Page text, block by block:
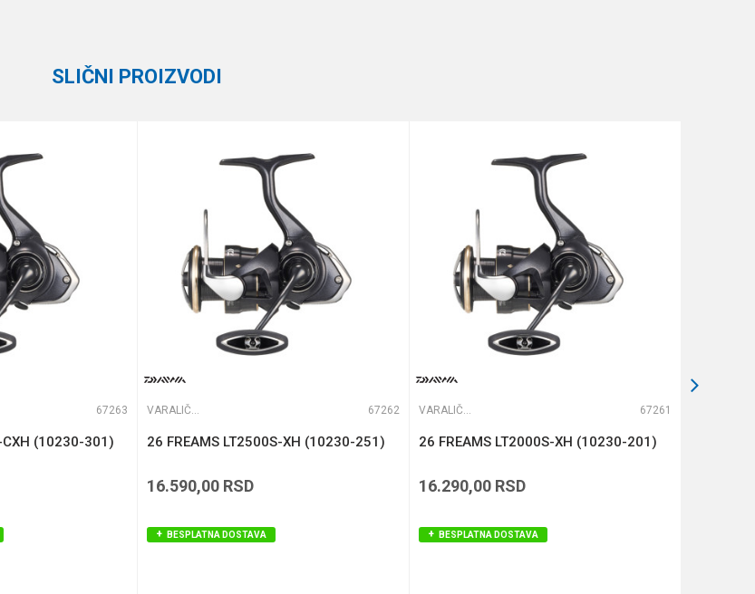
7+1
+ 3 :
SLIČNI PROIZVODI
67263
CXH (10230-301)
VARALIČARSKE MAŠINICE 67262
26 FREAMS LT2500S-XH (10230-251)
16.590,00 RSD
BESPLATNA DOSTAVA
VARALIČARSKE MAŠINICE 67261
26 FREAMS LT2000S-XH (10230-201)
16.290,00 RSD
BESPLATNA DOSTAVA